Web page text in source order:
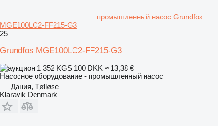
промышленный насос Grundfos
MGE100LC2-FF215-G3
25
Grundfos MGE100LC2-FF215-G3
1 352 KGS 100 DKK ≈ 13,38 €
Насосное оборудование - промышленный насос
Дания, Tølløse
Klaravik Denmark